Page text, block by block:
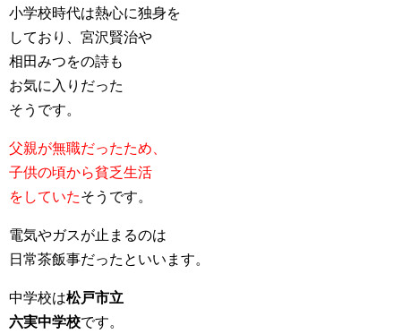
小学校時代は熱心に独身を
しており、宮沢賢治や
相田みつをの詩も
お気に入りだった
そうです。
父親が無職だったため、
子供の頃から貧乏生活
をしていたそうです。
電気やガスが止まるのは
日常茶飯事だったといいます。
中学校は松戸市立
六実中学校です。